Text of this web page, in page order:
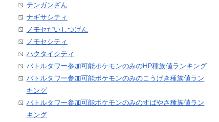
テンガンざん
ナギサシティ
ノモセだいしつげん
ノモセシティ
ハクタイシティ
バトルタワー参加可能ポケモンのみのHP種族値ランキング
バトルタワー参加可能ポケモンのみのこうげき種族値ラン
キング
バトルタワー参加可能ポケモンのみのすばやさ種族値ラン
キング